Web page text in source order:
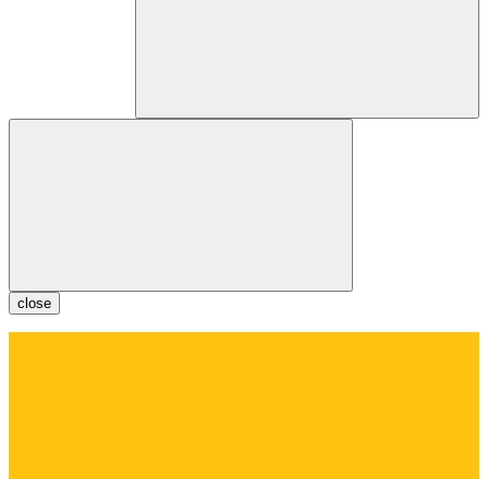
close